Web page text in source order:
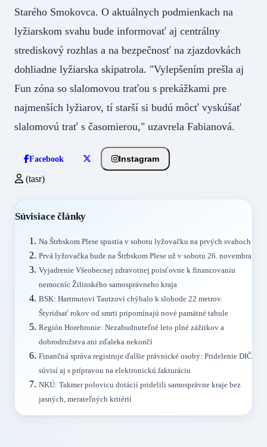
Starého Smokovca. O aktuálnych podmienkach na
lyžiarskom svahu bude informovať aj centrálny
strediskový rozhlas a na bezpečnosť na zjazdovkách
dohliadne lyžiarska skipatrola. "Vylepšením prešla aj
Fun zóna so slalomovou traťou s prekážkami pre
najmenších lyžiarov, tí starší si budú môcť vyskúšať
slalomovú trať s časomierou," uzavrela Fabianová.
Facebook Instagram
(tasr)
Súvisiace články
Na Štrbskom Plese spustia v sobotu lyžovačku na prvých svahoch
Prvá lyžovačka bude na Štrbskom Plese už v sobotu 26. novembra
Vyjadrenie Všeobecnej zdravotnej poisťovne k financovaniu
nemocníc Žilinského samosprávneho kraja
BSK: Hartmutovi Tautzovi chýbalo k slobode 22 metrov.
Štyridsať rokov od smrti pripomínajú nové pamätné tabule
Región Horehronie: Nezabudnuteľné leto plné zážitkov a
dobrodružstva ani zďaleka nekončí
Finančná správa registruje ďalšie právnické osoby: Pridelenie DIČ
súvisí aj s prípravou na elektronickú fakturáciu
NKÚ: Takmer polovicu dotácií pridelili samosprávne kraje bez
jasných, merateľných kritérií